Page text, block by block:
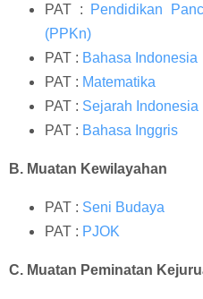
PAT :
Pendidikan
(PPKn)
PAT : Bahasa Indonesia
PAT : Matematika
PAT : Sejarah Indonesia
PAT : Bahasa Inggris
B. Muatan Kewilayahan
PAT : Seni Budaya
PAT : PJOK
C. Muatan Peminatan